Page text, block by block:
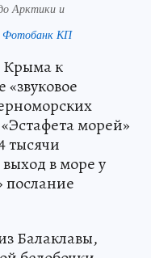
Арктики и
Фотобанк КП
Крыма к
морей»
тысячи
в море у
послание
Балаклавы,